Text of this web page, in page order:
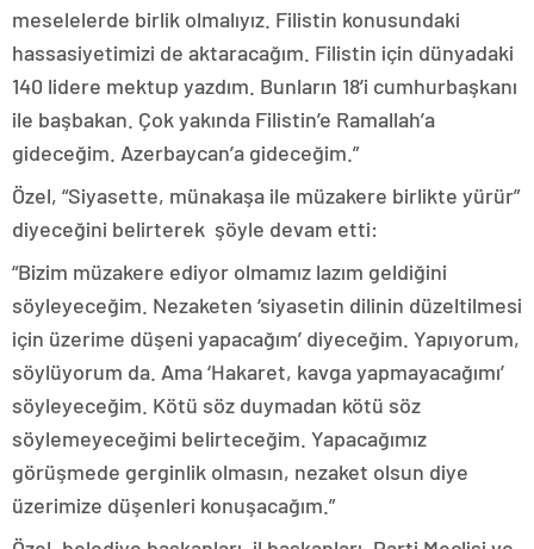
meselelerde birlik olmalıyız. Filistin konusundaki
hassasiyetimizi de aktaracağım. Filistin için dünyadaki
140 lidere mektup yazdım. Bunların 18’i cumhurbaşkanı
ile başbakan. Çok yakında Filistin’e Ramallah’a
gideceğim. Azerbaycan’a gideceğim.”
Özel, “Siyasette, münakaşa ile müzakere birlikte yürür”
diyeceğini belirterek şöyle devam etti:
“Bizim müzakere ediyor olmamız lazım geldiğini
söyleyeceğim. Nezaketen ‘siyasetin dilinin düzeltilmesi
için üzerime düşeni yapacağım’ diyeceğim. Yapıyorum,
söylüyorum da. Ama ‘Hakaret, kavga yapmayacağımı’
söyleyeceğim. Kötü söz duymadan kötü söz
söylemeyeceğimi belirteceğim. Yapacağımız
görüşmede gerginlik olmasın, nezaket olsun diye
üzerimize düşenleri konuşacağım.”